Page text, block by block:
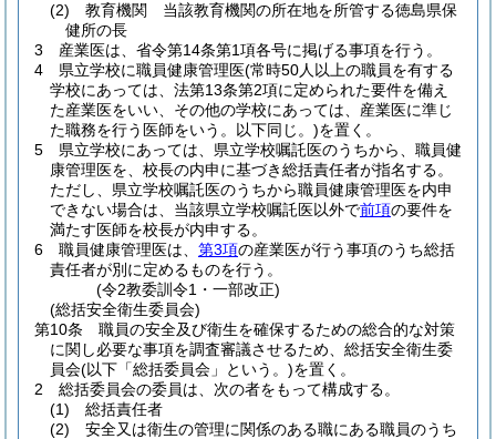
(2)
教育機関 当該教育機関の所在地を所管する徳島県保
健所の長
3
産業医は、省令第14条第1項各号に掲げる事項を行う。
4
県立学校に職員健康管理医(常時50人以上の職員を有する
学校にあっては、法第13条第2項に定められた要件を備え
た産業医をいい、その他の学校にあっては、産業医に準じ
た職務を行う医師をいう。以下同じ。)を置く。
5
県立学校にあっては、県立学校嘱託医のうちから、職員健
康管理医を、校長の内申に基づき総括責任者が指名する。
ただし、県立学校嘱託医のうちから職員健康管理医を内申
できない場合は、当該県立学校嘱託医以外で前項の要件を
満たす医師を校長が内申する。
6
職員健康管理医は、 第3項の産業医が行う事項のうち総括
責任者が別に定めるものを行う。
(令2教委訓令1・一部改正)
(総括安全衛生委員会)
第10条
職員の安全及び衛生を確保するための総合的な対策
に関し必要な事項を調査審議させるため、総括安全衛生委
員会(以下「総括委員会」という。)を置く。
2
総括委員会の委員は、次の者をもって構成する。
(1)
総括責任者
(2)
安全又は衛生の管理に関係のある職にある職員のうち